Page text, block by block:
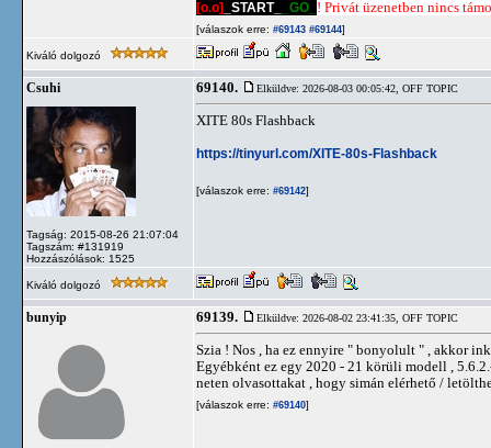
[o.o] _START_ _GO_ ! Privát üzenetben nincs
[válaszok erre: #69143 #69144]
Kiváló dolgozó
Csuhi
Tagság: 2015-08-26 21:07:04
Tagszám: #131919
Hozzászólások: 1525
69140. Elküldve: 2026-08-03 00:05:42, OFF TOPIC
XITE 80s Flashback
https://tinyurl.com/XITE-80s-Flashback
[válaszok erre: #69142]
Kiváló dolgozó
bunyip 69139. Elküldve: 2026-08-02 23:41:35, OFF TOPIC
Szia ! Nos , ha ez ennyire " bonyolult " , akkor
Egyébként ez egy 2020 - 21 körüli modell ,
neten olvasottakat , hogy simán elérhető /
[válaszok erre: #69140]